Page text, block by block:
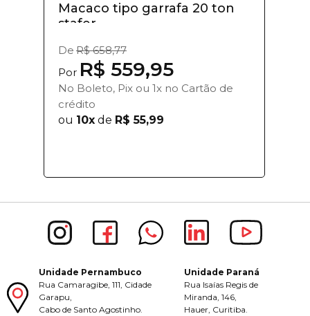
Macaco tipo garrafa 20 ton
stafer
De R$ 658,77
Por R$ 559,95
No Boleto, Pix ou 1x no Cartão de
crédito
ou 10x de R$ 55,99
Unidade Pernambuco
Rua Camaragibe, 111, Cidade
Garapu,
Cabo de Santo Agostinho.
Unidade Paraná
Rua Isaías Regis de
Miranda, 146,
Hauer, Curitiba.